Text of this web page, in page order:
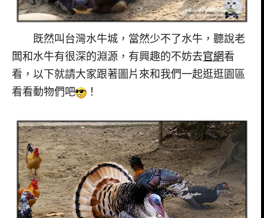
既然叫台灣水牛城，當然少不了水牛，聽說老
闆和水牛有很深的淵源，有興趣的不妨去官網看
看，以下就請大家跟著圖片來和我們一起逛逛園區
看看動物們吧
！